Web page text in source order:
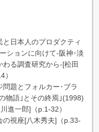
日本人のプロダクティ
ションに向けて-阪神･淡
わる調査研究から-[松田
）
題とフォルカー･ブラ
物語｣とその終焉｣(1998)
進一郎]（p.1-32）
視座[八木秀夫]（p.33-